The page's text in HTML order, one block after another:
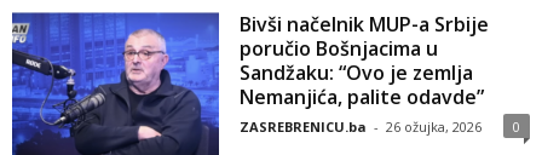
Bivši načelnik MUP-a Srbije
poručio Bošnjacima u
Sandžaku: “Ovo je zemlja
Nemanjića, palite odavde”
ZASREBRENICU.ba - 26 ožujka, 2026 0